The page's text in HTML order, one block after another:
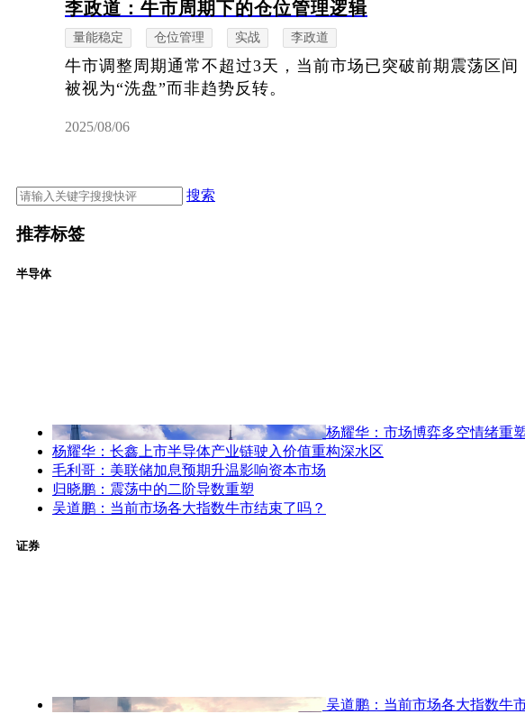
李政道：牛市周期下的仓位管理逻辑
量能稳定 仓位管理 实战 李政道
牛市调整周期通常不超过3天，当前市场已突破前期震荡区间
被视为“洗盘”而非趋势反转。
2025/08/06
搜索
推荐标签
半导体
杨耀华：市场博弈多空情绪重
杨耀华：长鑫上市半导体产业链驶入价值重构深水区
毛利哥：美联储加息预期升温影响资本市场
归晓鹏：震荡中的二阶导数重塑
吴道鹏：当前市场各大指数牛市结束了吗？
证券
吴道鹏：当前市场各大指数牛